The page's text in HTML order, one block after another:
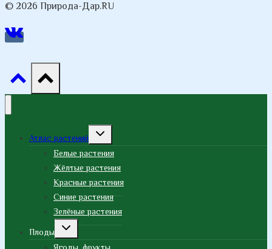
© 2026 Природа-Дар.RU
Атлас растений
Переключить
меню
Белые растения
Жёлтые растения
Красные растения
Синие растения
Зелёные растения
Плоды
Переключить
меню